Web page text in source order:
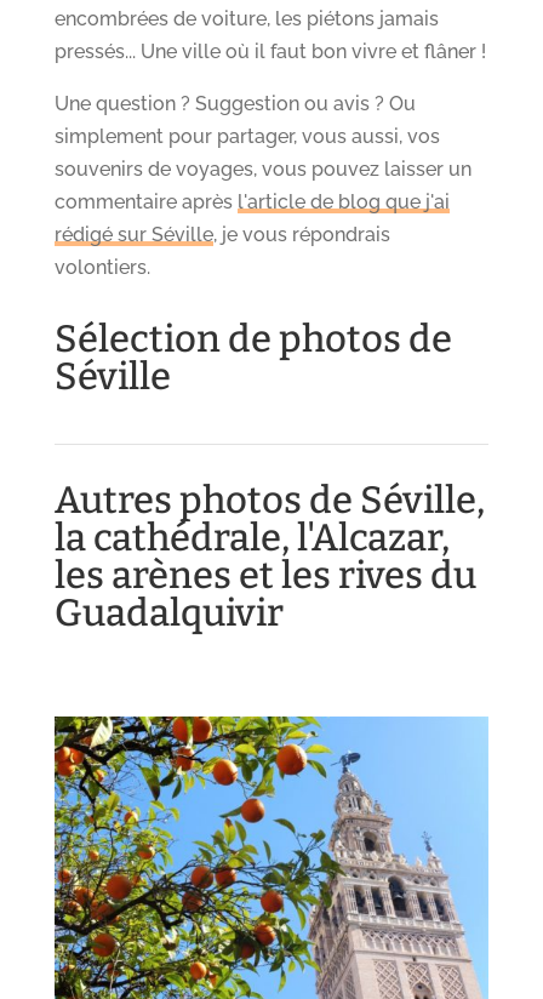
encombrées de voiture, les piétons jamais
pressés... Une ville où il faut bon vivre et flâner !
Une question ? Suggestion ou avis ? Ou
simplement pour partager, vous aussi, vos
souvenirs de voyages, vous pouvez laisser un
commentaire après l'article de blog que j'ai
rédigé sur Séville, je vous répondrais
volontiers.
Sélection de photos de
Séville
Autres photos de Séville,
la cathédrale, l'Alcazar,
les arènes et les rives du
Guadalquivir